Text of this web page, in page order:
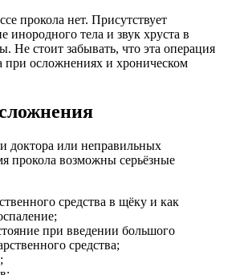
прокола нет. Присутствует
инородного тела и звук хруста в
Не стоит забывать, что эта операция
при осложнениях и хроническом
доктора или неправильных
прокола возможны серьёзные
средства в щёку и как
при введении большого
средства;